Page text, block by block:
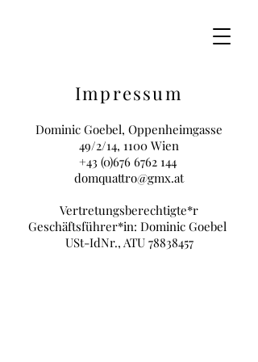
Impressum
Dominic Goebel, Oppenheimgasse
49/2/14, 1100 Wien
+43 (0)676 6762 144
domquattro@gmx.at
Vertretungsberechtigte*r
Geschäftsführer*in: Dominic Goebel
USt-IdNr., ATU 78838457